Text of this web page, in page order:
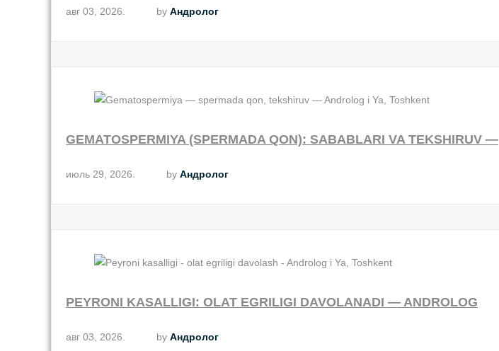
авг 03, 2026. by Андролог
GEMATOSPERMIYA (SPERMADA QON): SABABLARI VA TEKSHIRUV —
июль 29, 2026. by Андролог
PEYRONI KASALLIGI: OLAT EGRILIGI DAVOLANADI — ANDROLOG
авг 03, 2026. by Андролог